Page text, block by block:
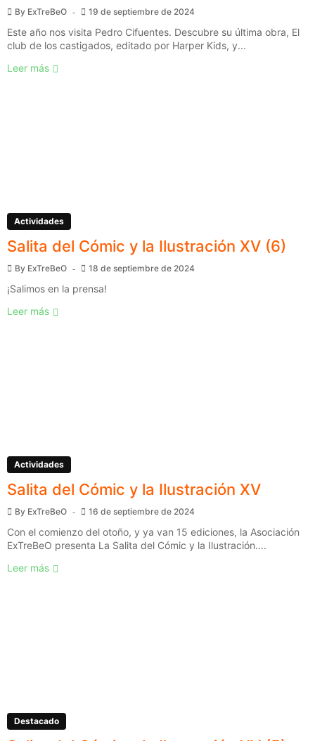
By ExTreBeO 19 de septiembre de 2024
Este año nos visita Pedro Cifuentes. Descubre su última obra, El
club de los castigados, editado por Harper Kids, y...
Leer más
Actividades
Salita del Cómic y la Ilustración XV (6)
By ExTreBeO 18 de septiembre de 2024
¡Salimos en la prensa!
Leer más
Actividades
Salita del Cómic y la Ilustración XV
By ExTreBeO 16 de septiembre de 2024
Con el comienzo del otoño, y ya van 15 ediciones, la Asociación
ExTreBeO presenta La Salita del Cómic y la Ilustración....
Leer más
Destacado